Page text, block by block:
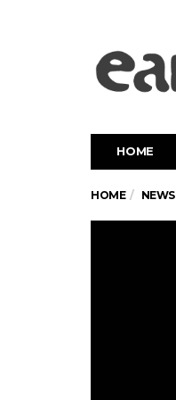
HOME
HOME NEWS